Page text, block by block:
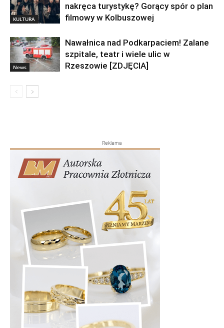
KULTURA
nakręca turystykę? Gorący spór o plan
filmowy w Kolbuszowej
News
Nawałnica nad Podkarpaciem! Zalane
szpitale, teatr i wiele ulic w
Rzeszowie [ZDJĘCIA]
Reklama